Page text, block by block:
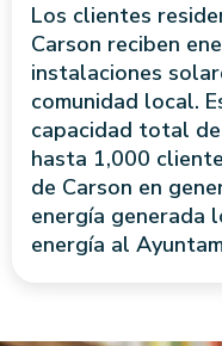
Los clientes
Carson reciben
instalaciones
comunidad local.
capacidad total
hasta 1,000
de Carson en
energía generada
energía al